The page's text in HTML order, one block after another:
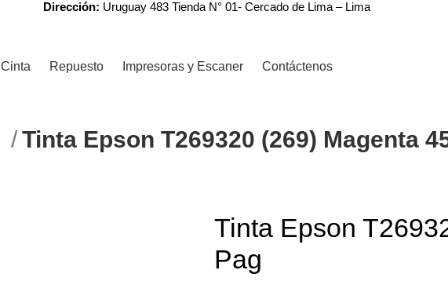
Dirección: Uruguay 483 Tienda N° 01- Cercado de Lima – Lima
Cinta Repuesto Impresoras y Escaner Contáctenos
Tinta Epson T269320 (269) Magenta
Tinta Epson
Pag